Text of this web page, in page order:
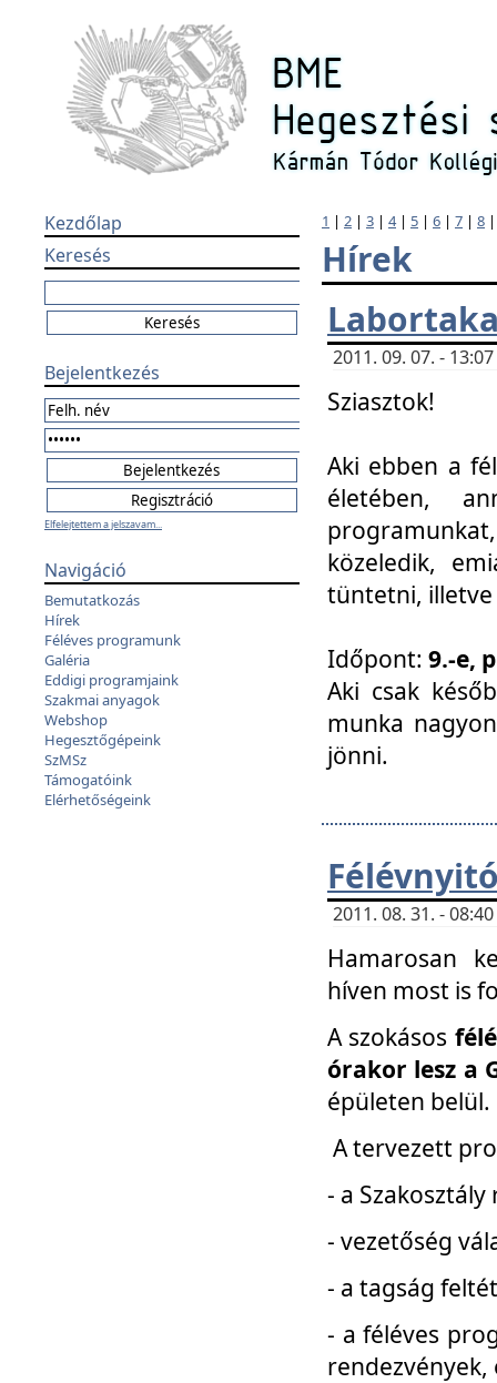
Kezdőlap
Keresés
Bejelentkezés
Elfelejtettem a jelszavam...
Navigáció
Bemutatkozás
Hírek
Féléves programunk
Galéria
Eddigi programjaink
Szakmai anyagok
Webshop
Hegesztőgépeink
SzMSz
Támogatóink
Elérhetőségeink
1 | 2 | 3 | 4| 5 | 6 | 7 | 8
Hírek
2011. 09. 07. -
Sziasztok!
Aki ebben a
életében,
közeledik,
tüntetni, illetve
Időpont: 9.-e,
Aki csak
munka
jönni.
2011. 08. 31. -
Hamarosan
híven most is
A szokásos
órakor lesz a
épületen belül.
A tervezett
- a
- vezetőség
- a tagság
- a féléves